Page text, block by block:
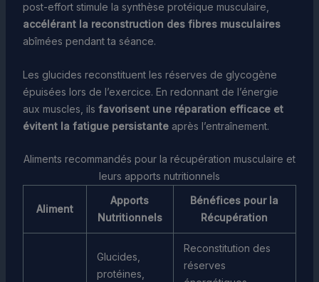
post-effort stimule la synthèse protéique musculaire,
accélérant la reconstruction des fibres musculaires
abîmées pendant ta séance.
Les glucides reconstituent les réserves de glycogène
épuisées lors de l’exercice. En redonnant de l’énergie
aux muscles, ils favorisent une réparation efficace et
évitent la fatigue persistanteaprès l’entraînement.
Aliments recommandés pour la récupération musculaire et
leurs apports nutritionnels
Aliment
Apports
Nutritionnels
Bénéfices pour la
Récupération
Glucides,
protéines,
Reconstitution des
réserves